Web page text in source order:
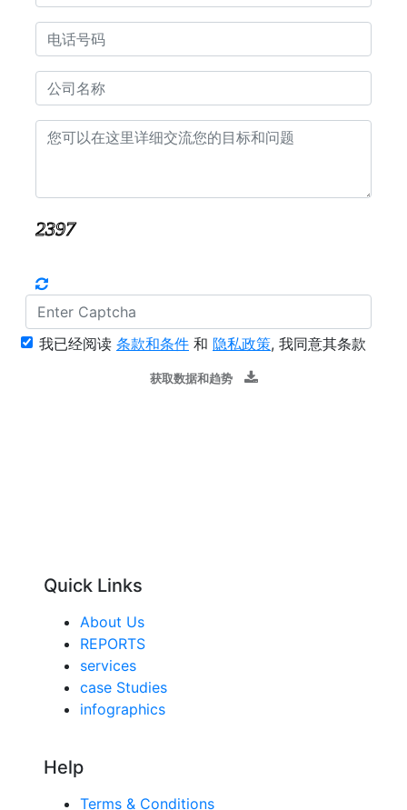
我已经阅读 条款和条件 和 隐私政策, 我同意其条款
获取数据和趋势
Quick Links
About Us
REPORTS
services
case Studies
infographics
Help
Terms & Conditions